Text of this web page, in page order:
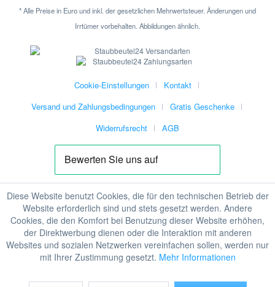
* Alle Preise in Euro und inkl. der gesetzlichen Mehrwertsteuer. Änderungen und
Irrtümer vorbehalten. Abbildungen ähnlich.
Cookie-Einstellungen
Kontakt
Versand und Zahlungsbedingungen
Gratis Geschenke
Widerrufsrecht
AGB
Diese Website benutzt Cookies, die für den technischen Betrieb der
Website erforderlich sind und stets gesetzt werden. Andere
Cookies, die den Komfort bei Benutzung dieser Website erhöhen,
der Direktwerbung dienen oder die Interaktion mit anderen
Websites und sozialen Netzwerken vereinfachen sollen, werden nur
mit Ihrer Zustimmung gesetzt. Mehr Informationen